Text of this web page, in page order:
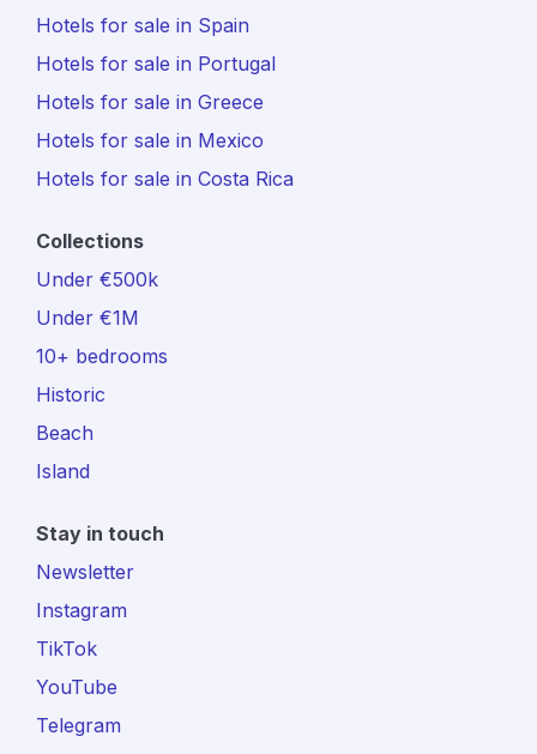
Hotels for sale in Spain
Hotels for sale in Portugal
Hotels for sale in Greece
Hotels for sale in Mexico
Hotels for sale in Costa Rica
Collections
Under €500k
Under €1M
10+ bedrooms
Historic
Beach
Island
Stay in touch
Newsletter
Instagram
TikTok
YouTube
Telegram